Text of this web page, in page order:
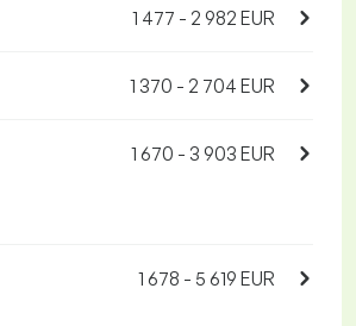
1 477 - 2 982 EUR
1 370 - 2 704 EUR
1 670 - 3 903 EUR
1 678 - 5 619 EUR